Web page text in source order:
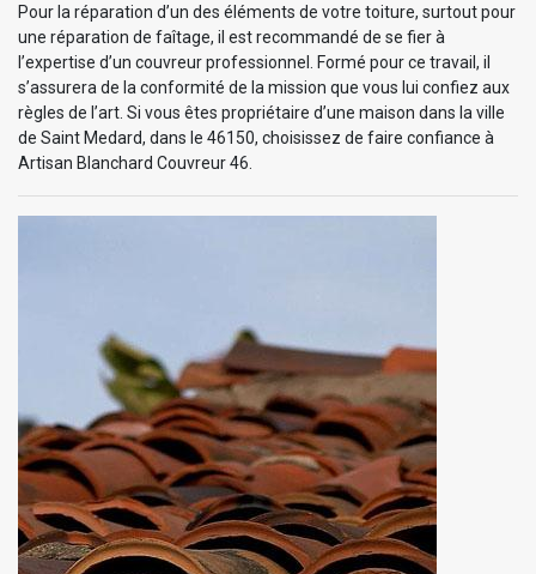
Pour la réparation d’un des éléments de votre toiture, surtout pour
une réparation de faîtage, il est recommandé de se fier à
l’expertise d’un couvreur professionnel. Formé pour ce travail, il
s’assurera de la conformité de la mission que vous lui confiez aux
règles de l’art. Si vous êtes propriétaire d’une maison dans la ville
de Saint Medard, dans le 46150, choisissez de faire confiance à
Artisan Blanchard Couvreur 46.